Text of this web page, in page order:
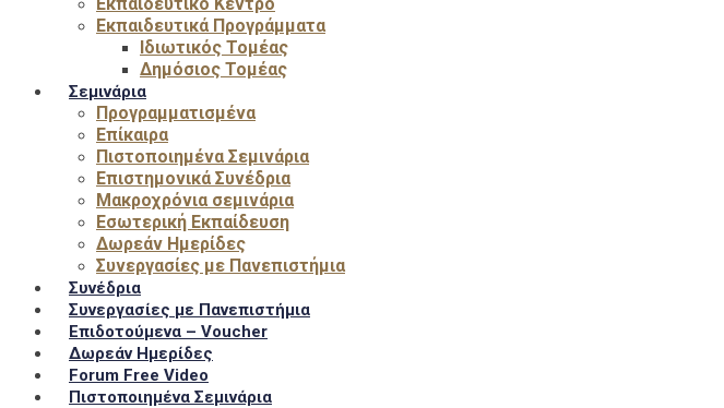
Εκπαιδευτικά Προγράμματα
Ιδιωτικός Τομέας
Δημόσιος Τομέας
Σεμινάρια
Προγραμματισμένα
Επίκαιρα
Πιστοποιημένα Σεμινάρια
Επιστημονικά Συνέδρια
Μακροχρόνια σεμινάρια
Εσωτερική Εκπαίδευση
Δωρεάν Ημερίδες
Συνεργασίες με Πανεπιστήμια
Συνέδρια
Συνεργασίες με Πανεπιστήμια
Επιδοτούμενα – Voucher
Δωρεάν Ημερίδες
Forum Free Video
Πιστοποιημένα Σεμινάρια